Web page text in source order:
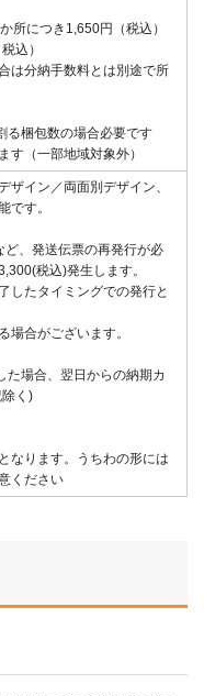
所につき1,650円（税込）
込）
は分納手数料とは別途で所
梱包数の場合必要です
（一部地域対象外）
イン／両面別デザイン、
です。
、発送伝票の再発行が必
税込)発生します。
したタイミングでの発行と
合がございます。
た場合、翌日からの納期カ
く)
なります。うちわの形には
ください